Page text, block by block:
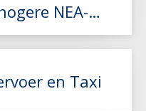
NEA-
en Taxi